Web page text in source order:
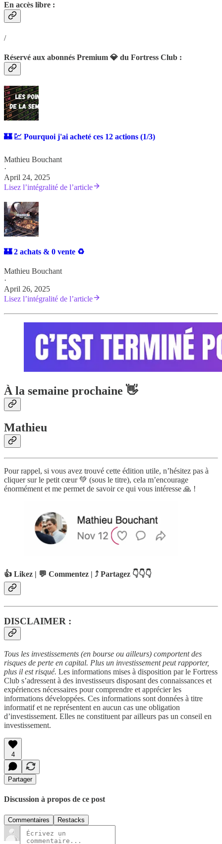
En accès libre :
/
Réservé aux abonnés Premium 💎 du Fortress Club :
🏰 💹 Pourquoi j'ai acheté ces 12 actions (1/3)
Mathieu Bouchant
·
April 24, 2025
Lisez l’intégralité de l’article
🏰 2 achats & 0 vente ♻️
Mathieu Bouchant
·
April 26, 2025
Lisez l’intégralité de l’article
À la semaine prochaine 👋
Mathieu
Pour rappel, si vous avez trouvé cette édition utile, n’hésitez pas à
cliquer sur le petit cœur 💚 (sous le titre), cela m’encourage
énormément et me permet de savoir ce qui vous intéresse 🙏 !
👍 Likez | 💬 Commentez | ⤴️ Partagez 👇👇👇
DISCLAIMER :
Tous les investissements (en bourse ou ailleurs) comportent des
risques de perte en capital. Plus un investissement peut rapporter,
plus il est risqué. Les informations mises à disposition par le Fortress
Club s’adressent à des investisseurs disposant des connaissances et
expériences nécessaires pour comprendre et apprécier les
informations développées. Ces informations sont données à titre
informatif et ne représentent en aucun cas une obligation
d’investissement. Elles ne constituent par ailleurs pas un conseil en
investissement.
4
Partager
Discussion à propos de ce post
Commentaires Restacks